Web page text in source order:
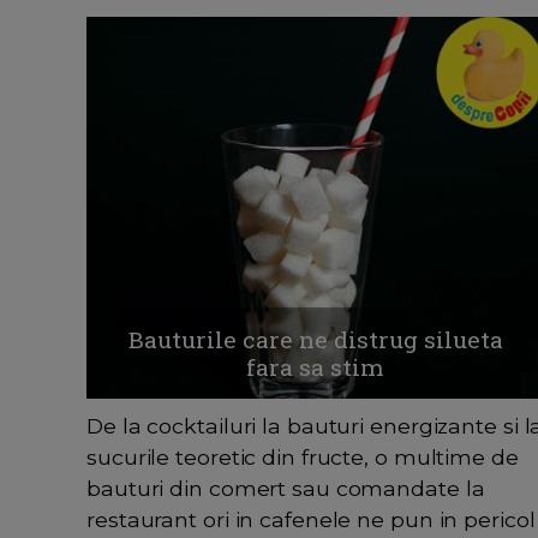
Bauturile care ne distrug silueta
fara sa stim
De la cocktailuri la bauturi energizante si
sucurile teoretic din fructe, o multime de
bauturi din comert sau comandate la
restaurant ori in cafenele ne pun in pericol